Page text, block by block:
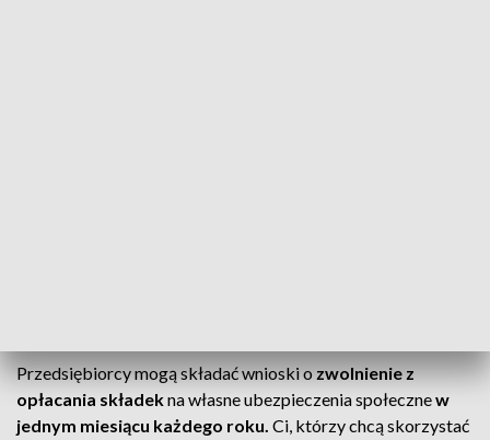
Przedsiębiorcy mogą składać wnioski ozwolnienie z
opłacania składekna własne ubezpieczenia społecznew
jednym miesiącu każdego roku. Ci, którzy chcą skorzystać